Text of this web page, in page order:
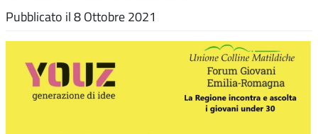
Pubblicato il 8 Ottobre 2021